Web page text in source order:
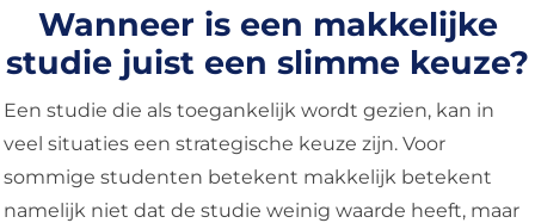
Wanneer is een makkelijke
studie juist een slimme keuze?
Een studie die als toegankelijk wordt gezien, kan in
veel situaties een strategische keuze zijn. Voor
sommige studenten betekent makkelijk betekent
namelijk niet dat de studie weinig waarde heeft, maar